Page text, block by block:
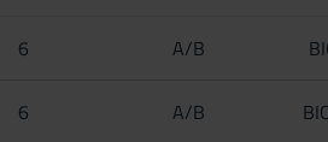
6 A/B
6 A/B